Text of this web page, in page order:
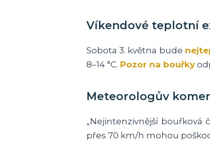
Víkendové teplotní
Sobota 3. května bude
8–14 °C. Pozor na bouřky
Meteorologův
„Nejintenzivnější bouřková
přes 70 km/h mohou